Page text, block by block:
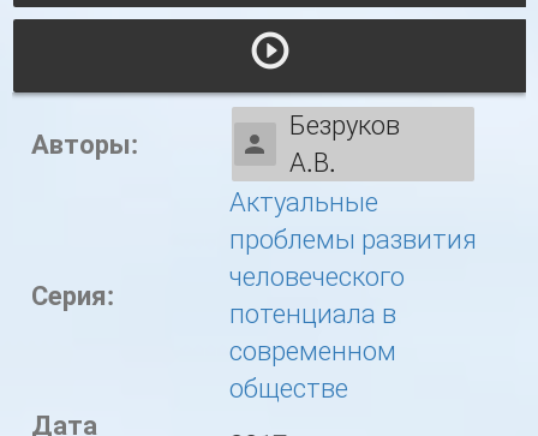
Авторы:
Безруков
А.В.
Серия:
Актуальные
проблемы развития
человеческого
потенциала в
современном
обществе
Дата